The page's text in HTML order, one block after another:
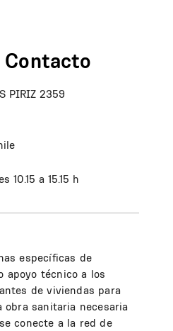
PIRIZ 2359
10.15 a 15.15 h
específicas de
apoyo técnico a los
de viviendas para
obra sanitaria necesaria
conecte a la red de